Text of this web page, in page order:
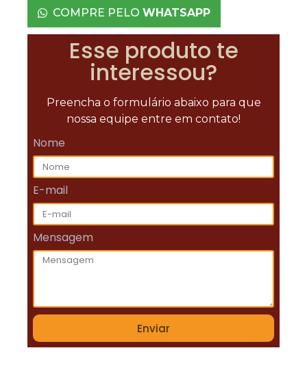
COMPRE PELO WHATSAPP
Esse produto te
interessou?
Preencha o formulário abaixo para que
nossa equipe entre em contato!
Nome
E-mail
Mensagem
Enviar